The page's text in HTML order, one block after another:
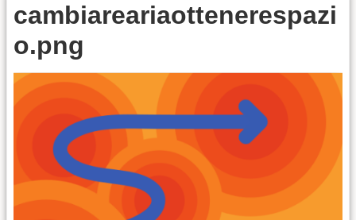
cambiareariaottenerespazi
o.png